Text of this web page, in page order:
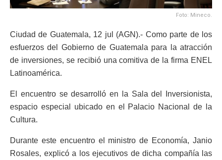
Foto: Mineco.
Ciudad de Guatemala, 12 jul (AGN).- Como parte de los
esfuerzos del Gobierno de Guatemala para la atracción
de inversiones, se recibió una comitiva de la firma ENEL
Latinoamérica.
El encuentro se desarrolló en la Sala del Inversionista,
espacio especial ubicado en el Palacio Nacional de la
Cultura.
Durante este encuentro el ministro de Economía, Janio
Rosales, explicó a los ejecutivos de dicha compañía las